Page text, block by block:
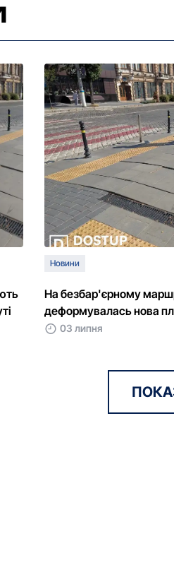
Новини
На безбар'єрному
деформувалась нова
03 липня